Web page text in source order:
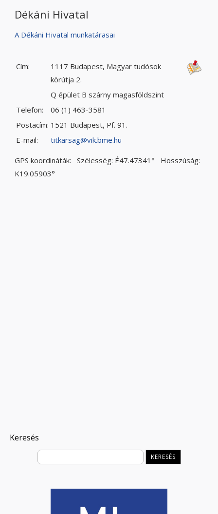
Dékáni Hivatal
A Dékáni Hivatal munkatárasai
Cím:
1117 Budapest, Magyar tudósok
körútja 2.
Q épület B szárny magasföldszint
Telefon:
06 (1) 463-3581
Postacím: 1521 Budapest, Pf. 91.
E-mail:
titkarsag@vik.bme.hu
GPS koordináták: Szélesség: É47.47341° Hosszúság:
K19.05903°
Keresés